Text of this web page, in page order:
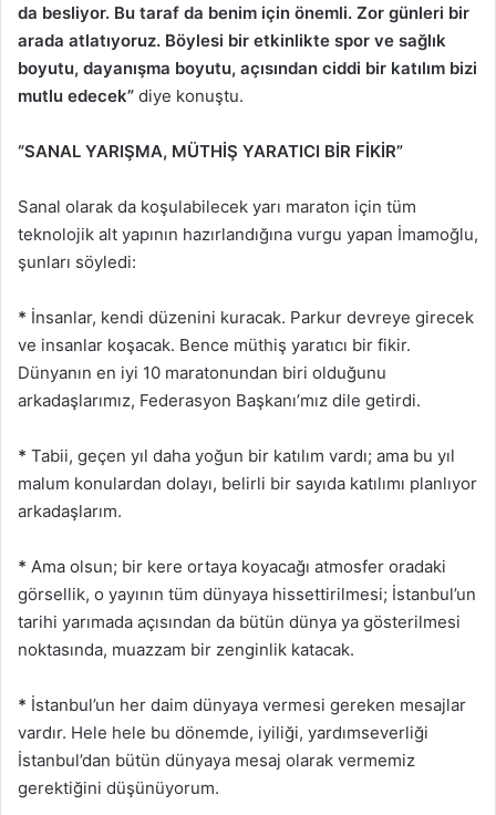
da besliyor. Bu taraf da benim için önemli. Zor günleri bir
arada atlatıyoruz. Böylesi bir etkinlikte spor ve sağlık
boyutu, dayanışma boyutu, açısından ciddi bir katılım bizi
mutlu edecek” diye konuştu.
“SANAL YARIŞMA, MÜTHİŞ YARATICI BİR FİKİR”
Sanal olarak da koşulabilecek yarı maraton için tüm
teknolojik alt yapının hazırlandığına vurgu yapan İmamoğlu,
şunları söyledi:
* İnsanlar, kendi düzenini kuracak. Parkur devreye girecek
ve insanlar koşacak. Bence müthiş yaratıcı bir fikir.
Dünyanın en iyi 10 maratonundan biri olduğunu
arkadaşlarımız, Federasyon Başkanı’mız dile getirdi.
* Tabii, geçen yıl daha yoğun bir katılım vardı; ama bu yıl
malum konulardan dolayı, belirli bir sayıda katılımı planlıyor
arkadaşlarım.
* Ama olsun; bir kere ortaya koyacağı atmosfer oradaki
görsellik, o yayının tüm dünyaya hissettirilmesi; İstanbul’un
tarihi yarımada açısından da bütün dünya ya gösterilmesi
noktasında, muazzam bir zenginlik katacak.
* İstanbul’un her daim dünyaya vermesi gereken mesajlar
vardır. Hele hele bu dönemde, iyiliği, yardımseverliği
İstanbul’dan bütün dünyaya mesaj olarak vermemiz
gerektiğini düşünüyorum.